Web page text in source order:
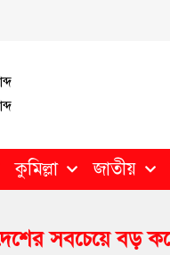
কুমিল্লা জাতীয়
সবচেয়ে বড়